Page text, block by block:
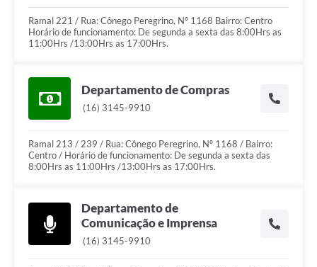
Ramal 221 / Rua: Cônego Peregrino, Nº 1168 Bairro: Centro
Horário de funcionamento: De segunda a sexta das 8:00Hrs as
11:00Hrs /13:00Hrs as 17:00Hrs.
Departamento de Compras
(16) 3145-9910
Ramal 213 / 239 / Rua: Cônego Peregrino, Nº 1168 / Bairro:
Centro / Horário de funcionamento: De segunda a sexta das
8:00Hrs as 11:00Hrs /13:00Hrs as 17:00Hrs.
Departamento de
Comunicação e Imprensa
(16) 3145-9910